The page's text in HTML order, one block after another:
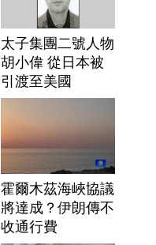
太子集團二號人物
胡小偉 從日本被
引渡至美國
霍爾木茲海峽協議
將達成？伊朗傳不
收通行費